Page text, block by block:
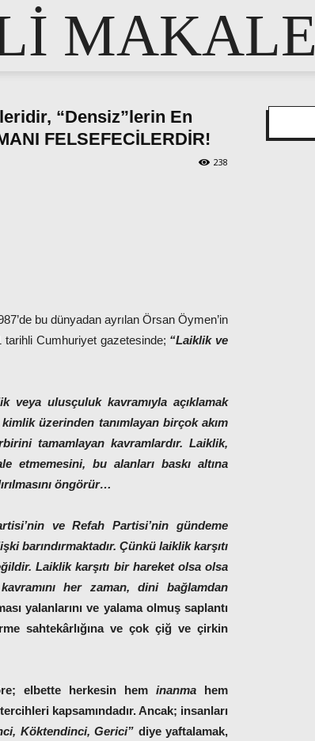
MAKALE
“Densiz”lerin En
FELSEFECİLERDİR!
238
bu dünyadan ayrılan Örsan Öymen’in
tarihli Cumhuriyet gazetesinde; “Laiklik ve
veya ulusçuluk kavramıyla açıklamak
üzerinden tanımlayan birçok akım
tamamlayan kavramlardır. Laiklik,
etmemesini, bu alanları baskı altına
öngörür…
ve Refah Partisi’nin gündeme
barındırmaktadır. Çünkü laiklik karşıtı
Laiklik karşıtı bir hareket olsa olsa
her zaman, dini bağlamdan
yalanlarını ve yalama olmuş saplantı
sahtekârlığına ve çok çiğ ve çirkin
elbette herkesin hem inanma hem
kapsamındadır. Ancak; insanları
Köktendinci, Gerici” diye yaftalamak,